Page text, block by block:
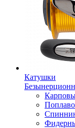
Катушки